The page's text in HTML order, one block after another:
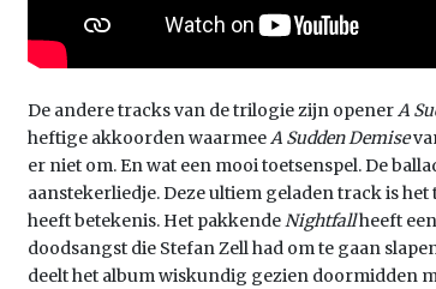
De andere tracks van de trilogie zijn openerA
heftige akkoorden waarmeeA Sudden Demise
er niet om. En wat een mooi toetsenspel. De
aanstekerliedje. Deze ultiem geladen track is
heeft betekenis. Het pakkendeNightfallheeft
doodsangst die Stefan Zell had om te gaan
deelt het album wiskundig gezien doormidden